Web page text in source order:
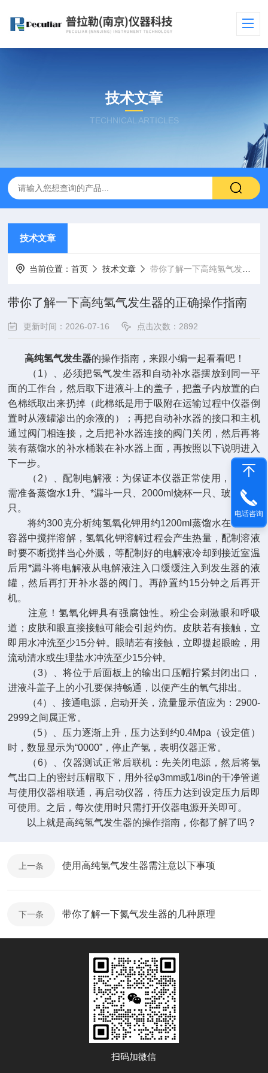
技术文章
TECHNICAL ARTICLES
技术文章
当前位置：首页 技术文章 带你了解一下高纯氢气发生器的正确操作指南
带你了解一下高纯氢气发生器的正确操作指南
更新时间：2026-07-16 点击次数：2892
高纯氢气发生器的操作指南，来跟小编一起看看吧！
（1）、必须把氢气发生器和自动补水器摆放到同一平
面的工作台，然后取下进液斗上的盖子，把盖子内放置的白
色棉纸取出来扔掉（此棉纸是用于吸附在运输过程中仪器倒
置时从液罐渗出的余液的）；再把自动补水器的接口和主机
通过阀门相连接，之后把补水器连接的阀门关闭，然后再将
装有蒸馏水的补水桶装在补水器上面，再按照以下说明进入
下一步。
（2）、配制电解液：为保证本仪器正常使用，操作者
需准备蒸馏水1升、*漏斗一只、2000ml烧杯一只、玻璃棒一
只。
将约300克分析纯氢氧化钾用约1200ml蒸馏水在干净的
容器中搅拌溶解，氢氧化钾溶解过程会产生热量，配制溶液
时要不断搅拌当心外溅，等配制好的电解液冷却到接近室温
后用*漏斗将电解液从电解液注入口缓缓注入到发生器的液
罐，然后再打开补水器的阀门。再静置约15分钟之后再开
机。
注意！氢氧化钾具有强腐蚀性。粉尘会刺激眼和呼吸
道；皮肤和眼直接接触可能会引起灼伤。皮肤若有接触，立
即用水冲洗至少15分钟。眼睛若有接触，立即提起眼睑，用
流动清水或生理盐水冲洗至少15分钟。
（3）、将位于后面板上的输出口压帽拧紧封闭出口，
进液斗盖子上的小孔要保持畅通，以便产生的氧气排出。
（4）、接通电源，启动开关，流量显示值应为：2900-
2999之间属正常。
（5）、压力逐渐上升，压力达到约0.4Mpa（设定值）
时，数显显示为“0000”，停止产氢，表明仪器正常。
（6）、仪器测试正常后联机：先关闭电源，然后将氢
气出口上的密封压帽取下，用外径φ3mm或1/8in的干净管道
与使用仪器相联通，再启动仪器，待压力达到设定压力后即
可使用。之后，每次使用时只需打开仪器电源开关即可。
以上就是高纯氢气发生器的操作指南，你都了解了吗？
上一条 使用高纯氢气发生器需注意以下事项
下一条 带你了解一下氮气发生器的几种原理
扫码加微信
电话咨询